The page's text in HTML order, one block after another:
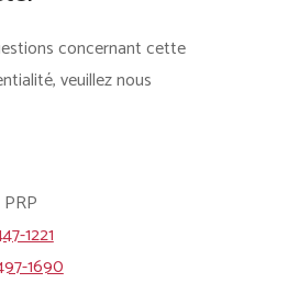
concernant cette
veuillez nous
1221
1690